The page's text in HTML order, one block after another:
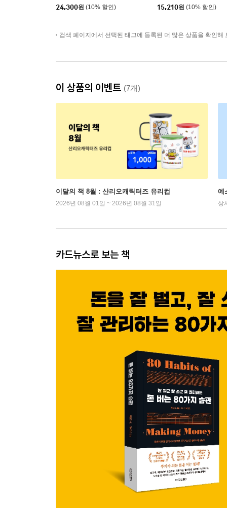
24,300원 (10% 할인)
15,210원 (10% 할인)
검색 페이지에서 선택된 태그에 등록된 더 많은 상품을 확인해
이 상품의 이벤트 (7개)
이달의 책 8월 : 산리오캐릭터즈 유리컵
2026년 08월 01일 ~ 2026년 08월 31일
예
상
카드뉴스로 보는 책